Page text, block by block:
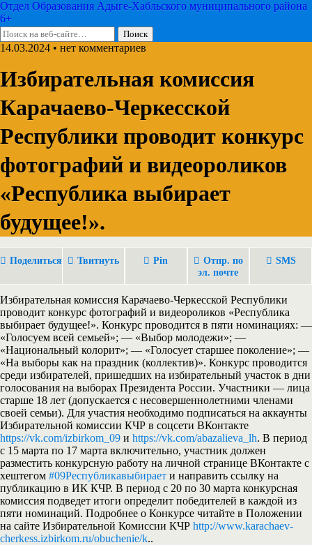
Отдел Образования Адыге-Хабльского муниципального района
6+
14.03.2024 • нет комментариев
Избирательная комиссия
Карачаево-Черкесской
Республики проводит конкурс
фотографий и видеороликов
«Республика выбирает
будущее!».
Поделиться Твитнуть Pin
Отпр. по
эл. почте
SMS
Избирательная комиссия Карачаево-Черкесской Республики
проводит конкурс фотографий и видеороликов «Республика
выбирает будущее!». Конкурс проводится в пяти номинациях: —
«Голосуем всей семьей»; — «Выбор молодежи»; —
«Национальный колорит»; — «Голосует старшее поколение»; —
«На выборы как на праздник (коллектив)». Конкурс проводится
среди избирателей, пришедших на избирательный участок в дни
голосования на выборах Президента России. Участники — лица
старше 18 лет (допускается с несовершеннолетними членами
своей семьи). Для участия необходимо подписаться на аккаунты
Избирательной комиссии КЧР в соцсети ВКонтакте
https://vk.com/izbirkom_09 и https://vk.com/abazalieva_lh. В период
с 15 марта по 17 марта включительно, участник должен
разместить конкурсную работу на личной странице ВКонтакте с
хештегом #09Республикавыбирает и направить ссылку на
публикацию в ИК КЧР. В период с 20 по 30 марта конкурсная
комиссия подведет итоги определит победителей в каждой из
пяти номинаций. Подробнее о Конкурсе читайте в Положении
на сайте Избирательной Комиссии КЧР http://www.karachaev-
cherkess.izbirkom.ru/obuchenie/k..